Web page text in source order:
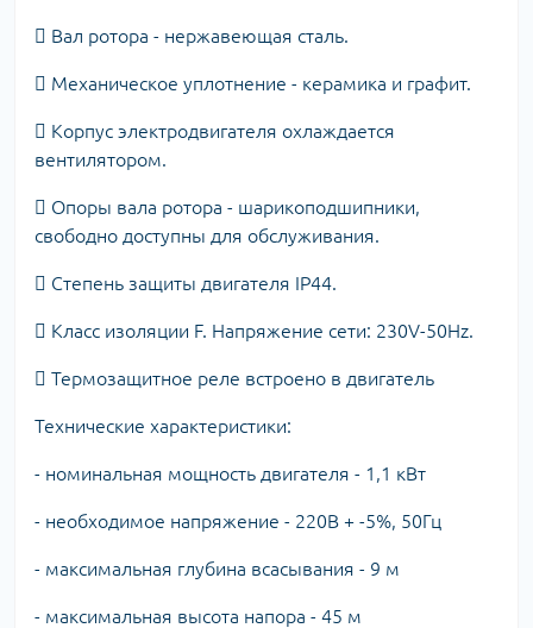
 Вал ротора - нержавеющая сталь.
 Механическое уплотнение - керамика и графит.
 Корпус электродвигателя охлаждается
вентилятором.
 Опоры вала ротора - шарикоподшипники,
свободно доступны для обслуживания.
 Степень защиты двигателя IP44.
 Класс изоляции F. Напряжение сети: 230V-50Hz.
 Термозащитное реле встроено в двигатель
Технические характеристики:
- номинальная мощность двигателя - 1,1 кВт
- необходимое напряжение - 220В + -5%, 50Гц
- максимальная глубина всасывания - 9 м
- максимальная высота напора - 45 м